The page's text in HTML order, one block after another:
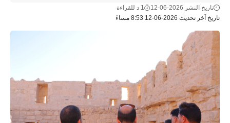
تاريخ آخر تحديث 2026-06-12 8:53 مساءً
تاريخ النشر 2026-06-12 1 د للقراءة